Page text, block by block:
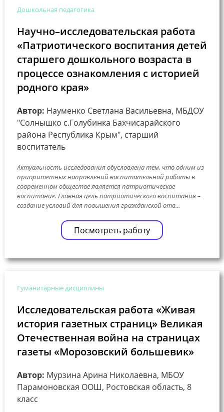
Дошкольная педагогика
Научно–исследовательская работа
«Патриотического воспитания детей
старшего дошкольного возраста в
процессе ознакомления с историей
родного края»
Автор: Науменко Светлана Васильевна, МБДОУ
"Солнышко с.Голубинка Бахчисарайского
района Республика Крым", старший
воспитатель
Актуальность исследования обусловлена тем, что одним из
приоритетных направлений воспитательной работы в
современном обществе является патриотическое
воспитание. Главная цель патриотического воспитания –
создание условий для повышения гражданской отв...
Посмотреть работу
Гуманитарные дисциплины
Исследовательская работа «Живая
история газетных страниц» Великая
Отечественная война на страницах
газеты «Морозовский большевик»
Автор: Мурзина Арина Николаевна, МБОУ
Парамоновская ООШ, Ростовская область, 8
класс